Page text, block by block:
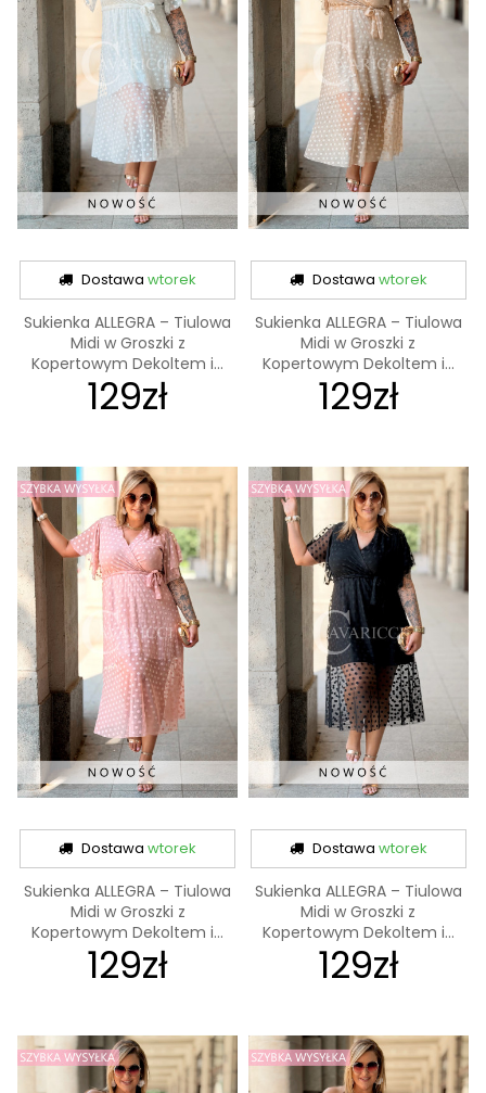
Dostawawtorek
Sukienka ALLEGRA – Tiulowa
Midi w Groszki z
Kopertowym Dekoltem i...
129zł
Dostawa wtorek
Sukienka ALLEGRA – Tiulowa
Midi w Groszki z
Kopertowym Dekoltem i...
129zł
Dostawawtorek
Sukienka ALLEGRA – Tiulowa
Midi w Groszki z
Kopertowym Dekoltem i...
129zł
Dostawa wtorek
Sukienka ALLEGRA – Tiulowa
Midi w Groszki z
Kopertowym Dekoltem i...
129zł